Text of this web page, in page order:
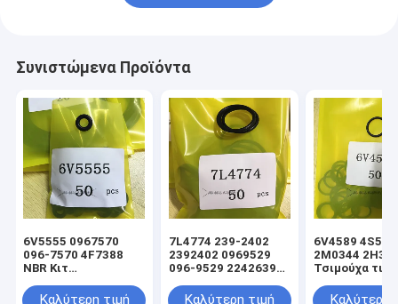
Συνιστώμενα Προϊόντα
6V5555 0967570
096-7570 4F7388
NBR Κιτ
υδραυλικού
Καλύτερη τιμή
7L4774 239-2402
2392402 0969529
096-9529 2242639
στεγανοποίησης
Καλύτερη τιμή
6V4589
2M0344
Τσιμούχα
κυλίνδρου
Καλύτερη